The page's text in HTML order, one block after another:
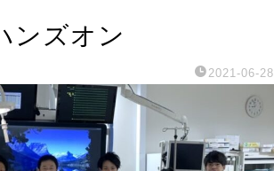
ンズオン
2021-06-28